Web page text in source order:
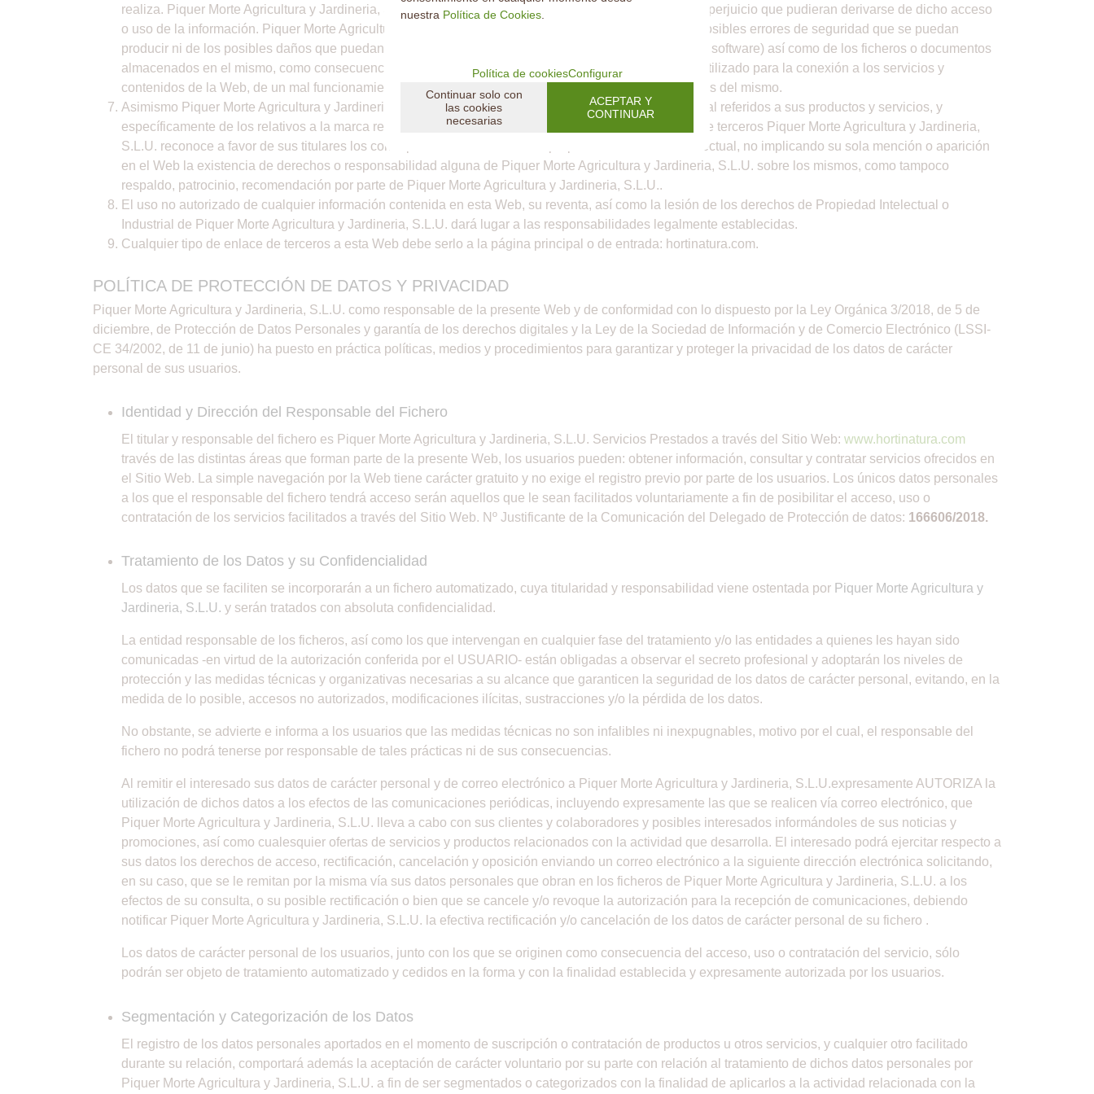
realiza. Piquer Morte Agricultura y Jardineria, S.L.U. no responderá de ninguna consecuencia, daño o perjuicio que pudieran derivarse de dicho acceso
o uso de la información. Piquer Morte Agricultura y Jardineria, S.L.U. no se hace responsable de los posibles errores de seguridad que se puedan
producir ni de los posibles daños que puedan causarse al sistema informático del usuario (hardware y software) así como de los ficheros o documentos
almacenados en el mismo, como consecuencia de la presencia de virus en el ordenador del usuario utilizado para la conexión a los servicios y
contenidos de la Web, de un mal funcionamiento del navegador o del uso de versiones no actualizadas del mismo.
Asimismo Piquer Morte Agricultura y Jardineria, S.L.U. es titular de los derechos de propiedad industrial referidos a sus productos y servicios, y
específicamente de los relativos a la marca registrada. Respecto a las citas de productos y servicios de terceros Piquer Morte Agricultura y Jardineria,
S.L.U. reconoce a favor de sus titulares los correspondientes derechos de propiedad industrial e intelectual, no implicando su sola mención o aparición
en el Web la existencia de derechos o responsabilidad alguna de Piquer Morte Agricultura y Jardineria, S.L.U. sobre los mismos, como tampoco
respaldo, patrocinio, recomendación por parte de Piquer Morte Agricultura y Jardineria, S.L.U..
El uso no autorizado de cualquier información contenida en esta Web, su reventa, así como la lesión de los derechos de Propiedad Intelectual o
Industrial de Piquer Morte Agricultura y Jardineria, S.L.U. dará lugar a las responsabilidades legalmente establecidas.
Cualquier tipo de enlace de terceros a esta Web debe serlo a la página principal o de entrada: hortinatura.com.
POLÍTICA DE PROTECCIÓN DE DATOS Y PRIVACIDAD
Piquer Morte Agricultura y Jardineria, S.L.U. como responsable de la presente Web y de conformidad con lo dispuesto por la Ley Orgánica 3/2018, de 5 de
diciembre, de Protección de Datos Personales y garantía de los derechos digitales y la Ley de la Sociedad de Información y de Comercio Electrónico (LSSI-
CE 34/2002, de 11 de junio) ha puesto en práctica políticas, medios y procedimientos para garantizar y proteger la privacidad de los datos de carácter
personal de sus usuarios.
Identidad y Dirección del Responsable del Fichero
El titular y responsable del fichero es Piquer Morte Agricultura y Jardineria, S.L.U. Servicios Prestados a través del Sitio Web: www.hortinatura.com
través de las distintas áreas que forman parte de la presente Web, los usuarios pueden: obtener información, consultar y contratar servicios ofrecidos en
el Sitio Web. La simple navegación por la Web tiene carácter gratuito y no exige el registro previo por parte de los usuarios. Los únicos datos personales
a los que el responsable del fichero tendrá acceso serán aquellos que le sean facilitados voluntariamente a fin de posibilitar el acceso, uso o
contratación de los servicios facilitados a través del Sitio Web. Nº Justificante de la Comunicación del Delegado de Protección de datos: 166606/2018.
Tratamiento de los Datos y su Confidencialidad
Los datos que se faciliten se incorporarán a un fichero automatizado, cuya titularidad y responsabilidad viene ostentada por Piquer Morte Agricultura y
Jardineria, S.L.U. y serán tratados con absoluta confidencialidad.
La entidad responsable de los ficheros, así como los que intervengan en cualquier fase del tratamiento y/o las entidades a quienes les hayan sido
comunicadas -en virtud de la autorización conferida por el USUARIO- están obligadas a observar el secreto profesional y adoptarán los niveles de
protección y las medidas técnicas y organizativas necesarias a su alcance que garanticen la seguridad de los datos de carácter personal, evitando, en la
medida de lo posible, accesos no autorizados, modificaciones ilícitas, sustracciones y/o la pérdida de los datos.
No obstante, se advierte e informa a los usuarios que las medidas técnicas no son infalibles ni inexpugnables, motivo por el cual, el responsable del
fichero no podrá tenerse por responsable de tales prácticas ni de sus consecuencias.
Al remitir el interesado sus datos de carácter personal y de correo electrónico a Piquer Morte Agricultura y Jardineria, S.L.U.expresamente AUTORIZA la
utilización de dichos datos a los efectos de las comunicaciones periódicas, incluyendo expresamente las que se realicen vía correo electrónico, que
Piquer Morte Agricultura y Jardineria, S.L.U. lleva a cabo con sus clientes y colaboradores y posibles interesados informándoles de sus noticias y
promociones, así como cualesquier ofertas de servicios y productos relacionados con la actividad que desarrolla. El interesado podrá ejercitar respecto a
sus datos los derechos de acceso, rectificación, cancelación y oposición enviando un correo electrónico a la siguiente dirección electrónica solicitando,
en su caso, que se le remitan por la misma vía sus datos personales que obran en los ficheros de Piquer Morte Agricultura y Jardineria, S.L.U. a los
efectos de su consulta, o su posible rectificación o bien que se cancele y/o revoque la autorización para la recepción de comunicaciones, debiendo
notificar Piquer Morte Agricultura y Jardineria, S.L.U. la efectiva rectificación y/o cancelación de los datos de carácter personal de su fichero .
Los datos de carácter personal de los usuarios, junto con los que se originen como consecuencia del acceso, uso o contratación del servicio, sólo
podrán ser objeto de tratamiento automatizado y cedidos en la forma y con la finalidad establecida y expresamente autorizada por los usuarios.
Segmentación y Categorización de los Datos
El registro de los datos personales aportados en el momento de suscripción o contratación de productos u otros servicios, y cualquier otro facilitado
durante su relación, comportará además la aceptación de carácter voluntario por su parte con relación al tratamiento de dichos datos personales por
Piquer Morte Agricultura y Jardineria, S.L.U. a fin de ser segmentados o categorizados con la finalidad de aplicarlos a la actividad relacionada con la
nuestra Política de Cookies
Política de cookiesConfigurar
Continuar solo con
las cookies
necesarias
ACEPTAR Y
CONTINUAR